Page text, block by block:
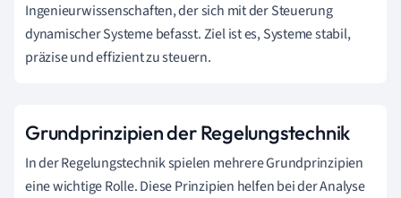
Ingenieurwissenschaften, der sich mit der Steuerung
dynamischer Systeme befasst. Ziel ist es, Systeme stabil,
präzise und effizient zu steuern.
Grundprinzipien der Regelungstechnik
In der Regelungstechnik spielen mehrere Grundprinzipien
eine wichtige Rolle. Diese Prinzipien helfen bei der Analyse